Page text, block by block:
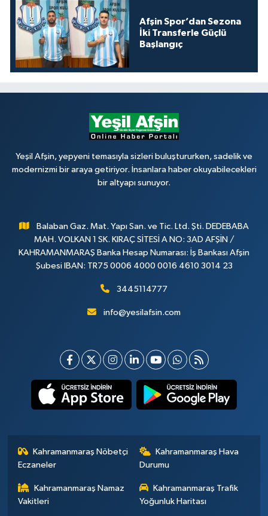
Afşin Spor’dan Sezona
İki Transferle Güçlü
Başlangıç
Yeşil Afşin, yepyeni temasıyla sizleri buluştururken, sadelik ve
modernizmi bir araya getiriyor. İnsanlara haber okuyabilecekleri
bir altyapı sunuyor.
Balaban Gaz. Mat. Yapı San. ve Tic. Ltd. Şti. DEDEBABA
MAH. VOLKAN 1 SK. KIRAÇ SİTESİ A NO: 3AD AFŞİN /
KAHRAMANMARAŞ Banka Hesap Numarası: İş Bankası Afşin
Şubesi IBAN: TR75 0006 4000 0016 4610 3014 23
3445114777
info@yesilafsin.com
Kahramanmaraş Nöbetçi
Eczaneler
Kahramanmaraş Hava
Durumu
Kahramanmaraş Namaz
Vakitleri
Kahramanmaraş Trafik
Yoğunluk Haritası